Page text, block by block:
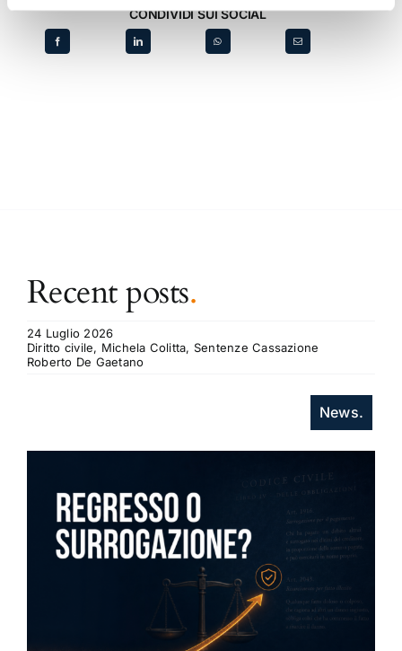
CONDIVIDI SUI SOCIAL
Recent posts.
24 Luglio 2026
Diritto civile, Michela Colitta, Sentenze Cassazione
Roberto De Gaetano
News.